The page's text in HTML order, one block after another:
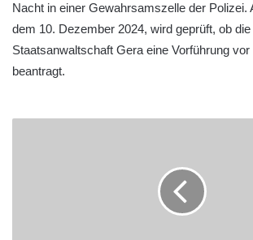
Nacht in einer Gewahrsamszelle der Polizei.
dem 10. Dezember 2024, wird geprüft, ob die
Staatsanwaltschaft Gera eine Vorführung
beantragt.